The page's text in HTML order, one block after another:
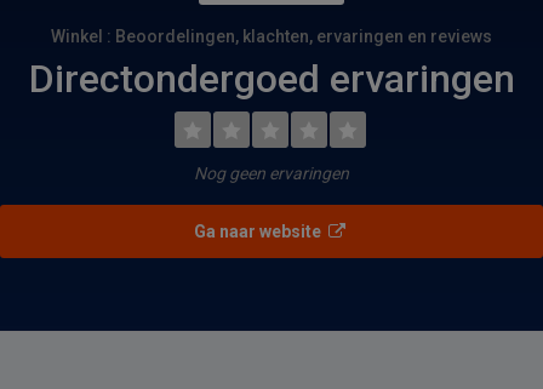
Winkel : Beoordelingen, klachten, ervaringen en reviews
Directondergoed ervaringen
Nog geen ervaringen
Ga naar website